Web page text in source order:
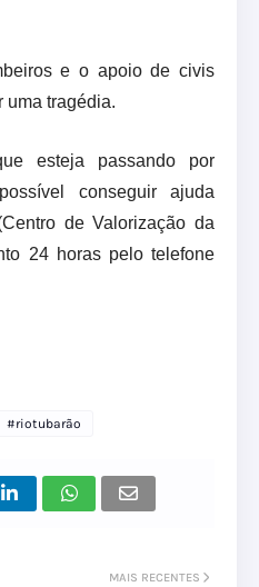
e o apoio de civis
uma tragédia.
esteja passando por
conseguir ajuda
de Valorização da
24 horas pelo telefone
#riotubarão
MAIS RECENTES